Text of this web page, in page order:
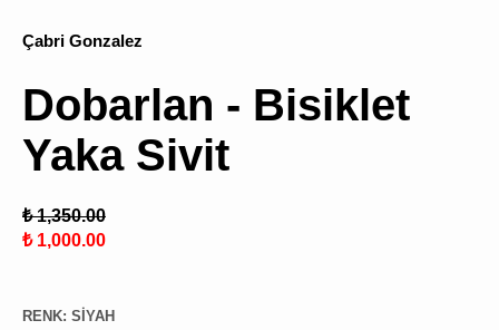
Çabri Gonzalez
Dobarlan - Bisiklet
Yaka Sivit
₺ 1,350.00
₺ 1,000.00
RENK: SIYAH